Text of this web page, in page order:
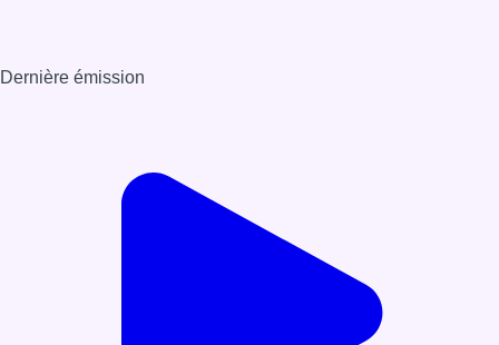
Dernière émission